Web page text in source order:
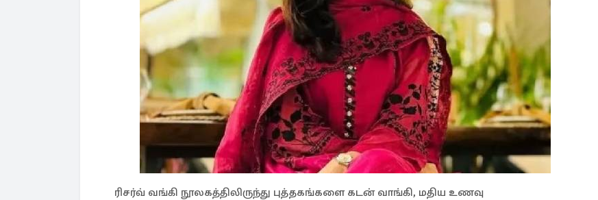
ரிசர்வ் வங்கி நூலகத்திலிருந்து புத்தகங்களை கடன் வாங்கி, மதிய உணவு